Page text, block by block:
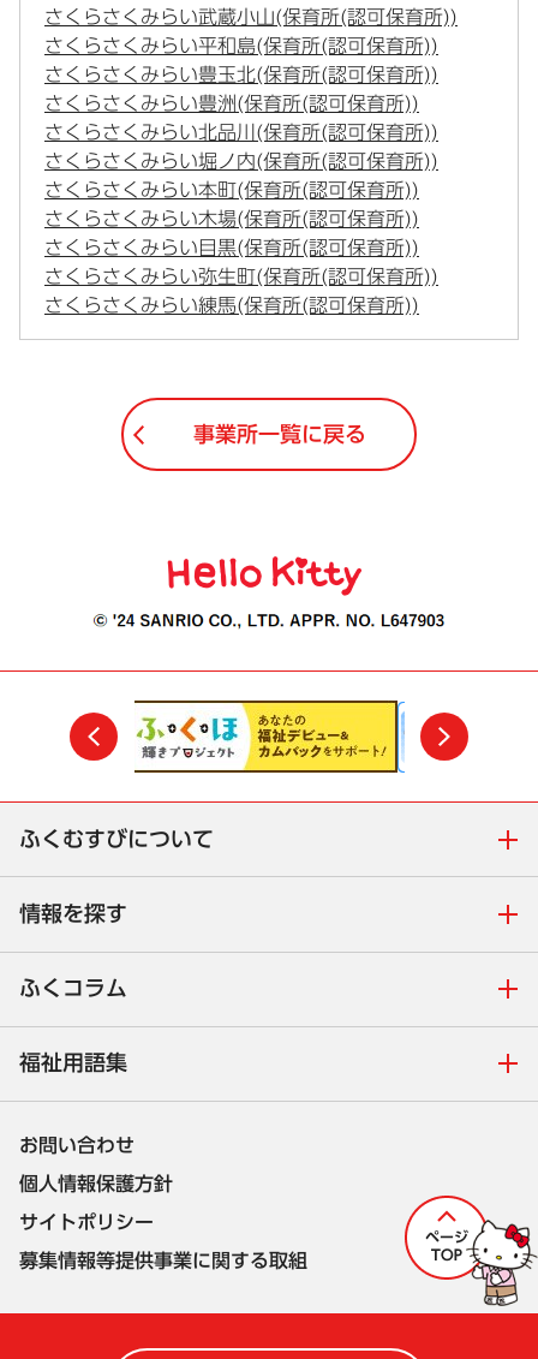
さくらさくみらい武蔵小山(保育所(認可保育所))
さくらさくみらい平和島(保育所(認可保育所))
さくらさくみらい豊玉北(保育所(認可保育所))
さくらさくみらい豊洲(保育所(認可保育所))
さくらさくみらい北品川(保育所(認可保育所))
さくらさくみらい堀ノ内(保育所(認可保育所))
さくらさくみらい本町(保育所(認可保育所))
さくらさくみらい木場(保育所(認可保育所))
さくらさくみらい目黒(保育所(認可保育所))
さくらさくみらい弥生町(保育所(認可保育所))
さくらさくみらい練馬(保育所(認可保育所))
事業所一覧に戻る
前
ふくむすびについて
情報を探す
ふくコラム
福祉用語集
お問い合わせ
個人情報保護方針
サイトポリシー
募集情報等提供事業に関する取組
株式会社セルコ